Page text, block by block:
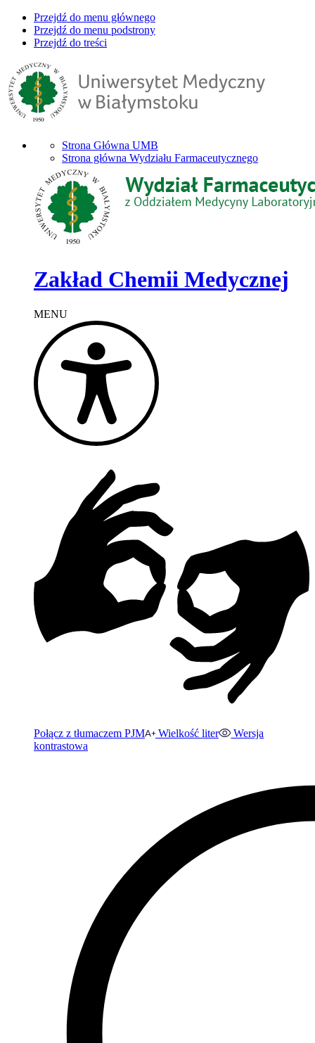
Przejdź do menu głównego
Przejdź do menu podstrony
Przejdź do treści
Strona Główna UMB
Strona główna Wydziału Farmaceutycznego
Zakład Chemii Medycznej
MENU
Połącz z tłumaczem PJM Wielkość liter
Wersja
kontrastowa